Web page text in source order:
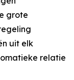
grote
uit elk
relatie